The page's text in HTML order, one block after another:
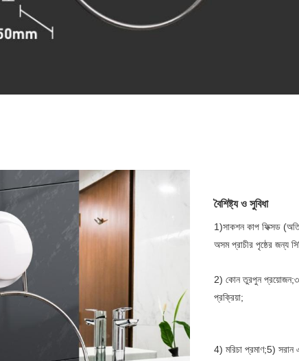
বৈশিষ্ট্য ও সুবিধা
1)সাকশন কাপ ফিক্সড
অসম প্রাচীর পৃষ্ঠের জন্য
2) কোন তুরপুন
প্রক্রিয়া;
4) মরিচা প্রমাণ;5) সরান